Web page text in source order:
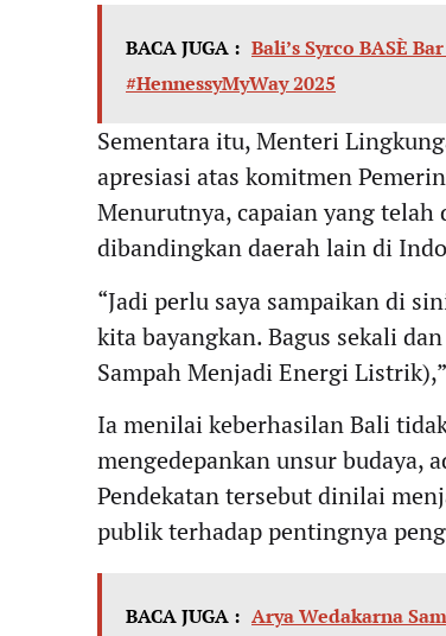
BACA JUGA : Bali’s Syrco BASÈ
#HennessyMyWay 2025
Sementara itu, Menteri
apresiasi atas komitmen
Menurutnya, capaian yang
dibandingkan daerah lain di
“Jadi perlu saya sampaikan di
kita bayangkan. Bagus sekali
Sampah Menjadi Energi
Ia menilai keberhasilan Bali
mengedepankan unsur budaya,
Pendekatan tersebut dinilai
publik terhadap pentingnya
BACA JUGA : Arya Wedakarna